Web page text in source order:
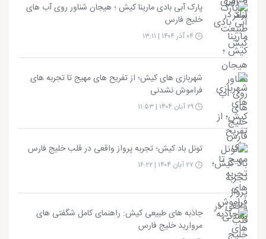
پارک آبی بادی مارینا کیش ؛ هیجان شناور روی آب های
خلیج فارس
شهربازی های کیش؛ از تفریح های مهیج تا تجربه های
فراموش نشدنی
تونل باد کیش؛ تجربه پرواز واقعی در قلب خلیج فارس
جاذبه های طبیعی کیش: راهنمای کامل شگفتی های
مروارید خلیج فارس